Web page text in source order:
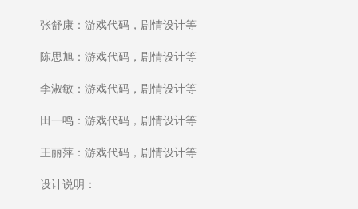
张舒康：游戏代码，剧情设计等
陈思旭：游戏代码，剧情设计等
李淑敏：游戏代码，剧情设计等
田一鸣：游戏代码，剧情设计等
王丽萍：游戏代码，剧情设计等
设计说明：